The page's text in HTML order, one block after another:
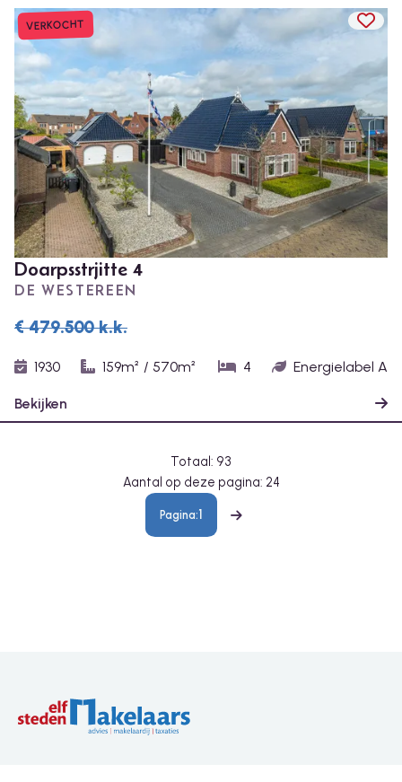
VERKOCHT
Doarpsstrjitte 4
DE WESTEREEN
€ 479.500k.k.
1930 159m² / 570m² 4 Energielabel A
Bekijken
Totaal: 93
Aantal op deze pagina: 24
1
Volgende